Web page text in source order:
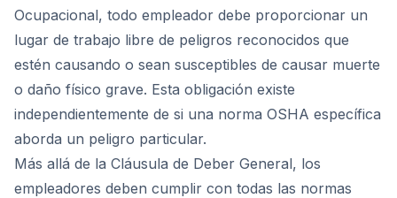
Ocupacional, todo empleador debe proporcionar un
lugar de trabajo libre de peligros reconocidos que
estén causando o sean susceptibles de causar muerte
o daño físico grave. Esta obligación existe
independientemente de si una norma OSHA específica
aborda un peligro particular.
Más allá de la Cláusula de Deber General, los
empleadores deben cumplir con todas las normas